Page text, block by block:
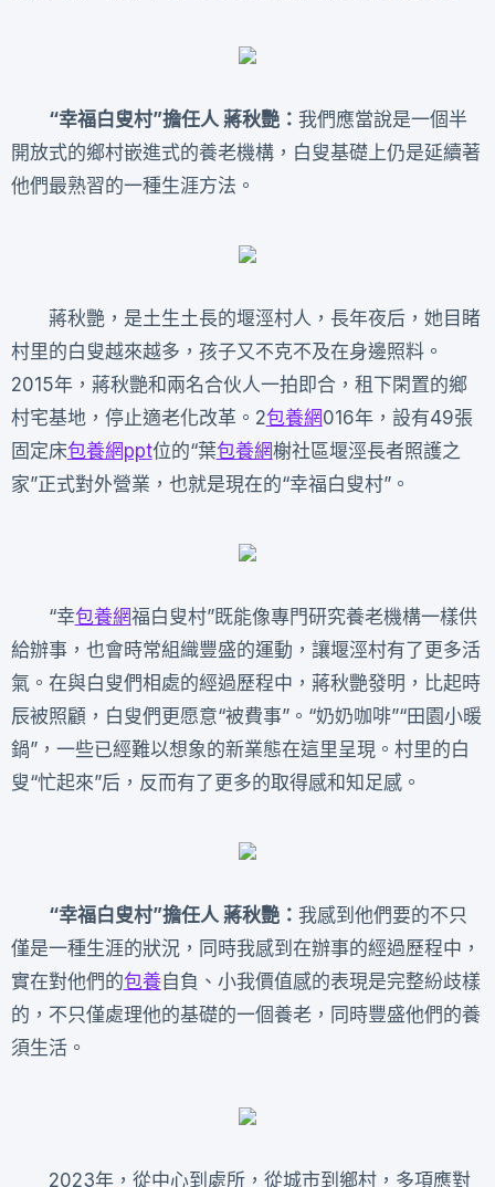
“幸福白叟村”擔任人 蔣秋艷： 我們應當說是一個半
開放式的鄉村嵌進式的養老機構，白叟基礎上仍是延續著
他們最熟習的一種生涯方法。
蔣秋艷，是土生土長的堰涇村人，長年夜后，她目睹
村里的白叟越來越多，孩子又不克不及在身邊照料。
2015年，蔣秋艷和兩名合伙人一拍即合，租下閑置的鄉
村宅基地，停止適老化改革。2包養網016年，設有49張
固定床包養網ppt位的“葉包養網榭社區堰涇長者照護之
家”正式對外營業，也就是現在的“幸福白叟村”。
“幸包養網福白叟村”既能像專門研究養老機構一樣供
給辦事，也會時常組織豐盛的運動，讓堰涇村有了更多活
氣。在與白叟們相處的經過歷程中，蔣秋艷發明，比起時
辰被照顧，白叟們更愿意“被費事”。“奶奶咖啡”“田園小暖
鍋”，一些已經難以想象的新業態在這里呈現。村里的白
叟“忙起來”后，反而有了更多的取得感和知足感。
“幸福白叟村”擔任人 蔣秋艷： 我感到他們要的不只
僅是一種生涯的狀況，同時我感到在辦事的經過歷程中，
實在對他們的包養自負、小我價值感的表現是完整紛歧樣
的，不只僅處理他的基礎的一個養老，同時豐盛他們的養
須生活。
2023年，從中心到處所，從城市到鄉村，多項應對